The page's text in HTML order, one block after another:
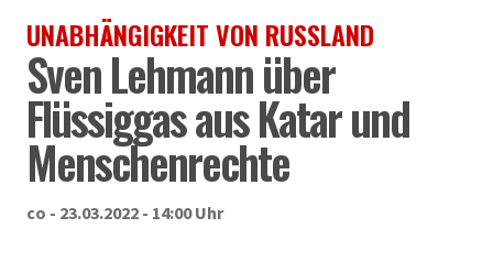
UNABHÄNGIGKEIT VON RUSSLAND
Sven Lehmann über
Flüssiggas aus Katar und
Menschenrechte
co - 23.03.2022 - 14:00 Uhr